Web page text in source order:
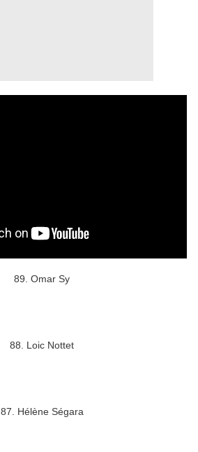
89. Omar Sy
88. Loic Nottet
87. Hélène Ségara